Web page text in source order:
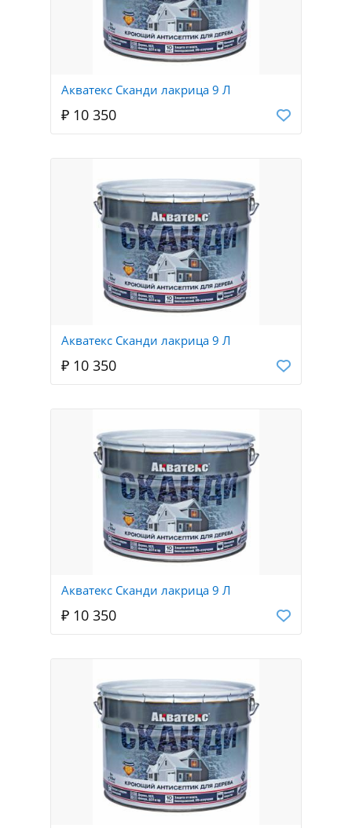
Акватекс Сканди лакрица 9 Л
₽ 10 350
Акватекс Сканди лакрица 9 Л
₽ 10 350
Акватекс Сканди лакрица 9 Л
₽ 10 350